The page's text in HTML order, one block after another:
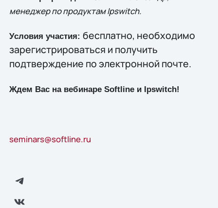
менеджер по продуктам Ipswitch.
Условия участия: бесплатно, необходимо
зарегистрироваться и получить
подтверждение по электронной почте.
Ждем Вас на вебинаре Softline и Ipswitch!
seminars@softline.ru